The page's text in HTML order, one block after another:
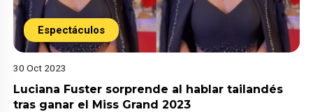
Espectáculos
30 Oct 2023
Luciana Fuster sorprende al hablar tailandés
tras ganar el Miss Grand 2023